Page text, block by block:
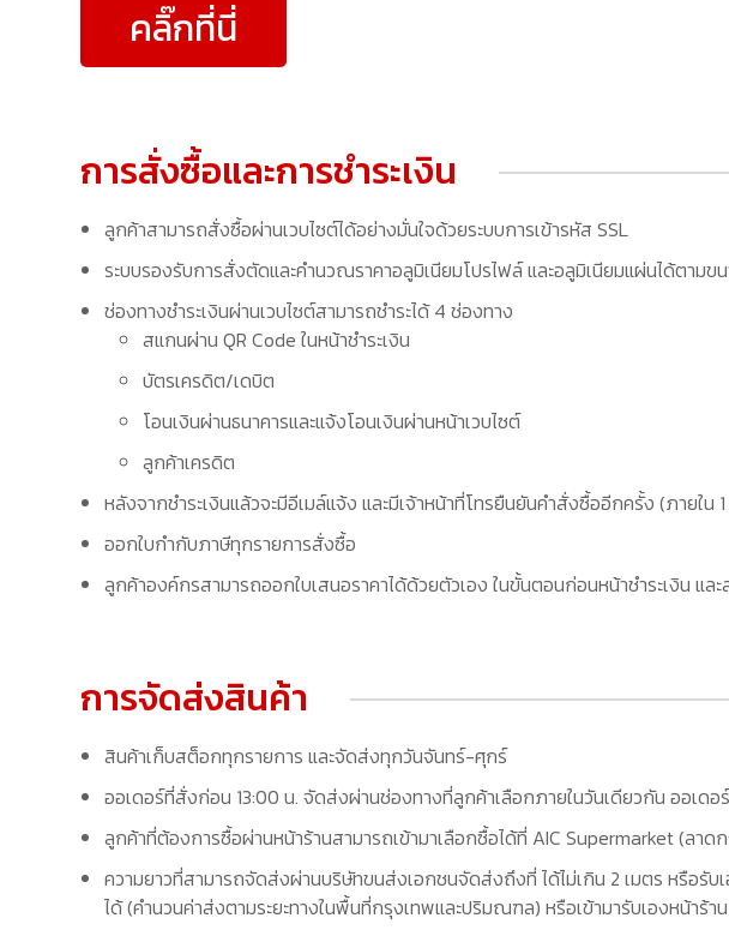
คลิ๊กที่นี่
การสั่งซื้อและการชำระเงิน
ลูกค้าสามารถสั่งซื้อผ่านเวบไซต์ได้อย่างมั่นใจด้วยระบบการเข้ารหัส SSL
ระบบรองรับการสั่งตัดและคำนวณราคาอลูมิเนียมโปรไฟล์ และอลูมิเนียมแผ่นได้ตามข
ช่องทางชำระเงินผ่านเวบไซต์สามารถชำระได้ 4 ช่องทาง
สแกนผ่าน QR Code ในหน้าชำระเงิน
บัตรเครดิต/เดบิต
โอนเงินผ่านธนาคารและแจ้งโอนเงินผ่านหน้าเวบไซต์
ลูกค้าเครดิต
หลังจากชำระเงินแล้วจะมีอีเมล์แจ้ง และมีเจ้าหน้าที่โทรยืนยันคำสั่งซื้ออีกครั้ง (ภายใ
ออกใบกำกับภาษีทุกรายการสั่งซื้อ
ลูกค้าองค์กรสามารถออกใบเสนอราคาได้ด้วยตัวเอง ในขั้นตอนก่อนหน้าชำระเงิน และ
การจัดส่งสินค้า
สินค้าเก็บสต็อกทุกรายการ และจัดส่งทุกวันจันทร์-ศุกร์
ออเดอร์ที่สั่งก่อน 13:00 น. จัดส่งผ่านช่องทางที่ลูกค้าเลือกภายในวันเดียวกัน ออเด
ลูกค้าที่ต้องการซื้อผ่านหน้าร้านสามารถเข้ามาเลือกซื้อได้ที่ AIC Supermarket (ลาด
ความยาวที่สามารถจัดส่งผ่านบริษัทขนส่งเอกชนจัดส่งถึงที่ ได้ไม่เกิน 2 เมตร หรือ
ได้ (คำนวนค่าส่งตามระยะทางในพื้นที่กรุงเทพและปริมณฑล) หรือเข้ามารับเองหน้าร้าน